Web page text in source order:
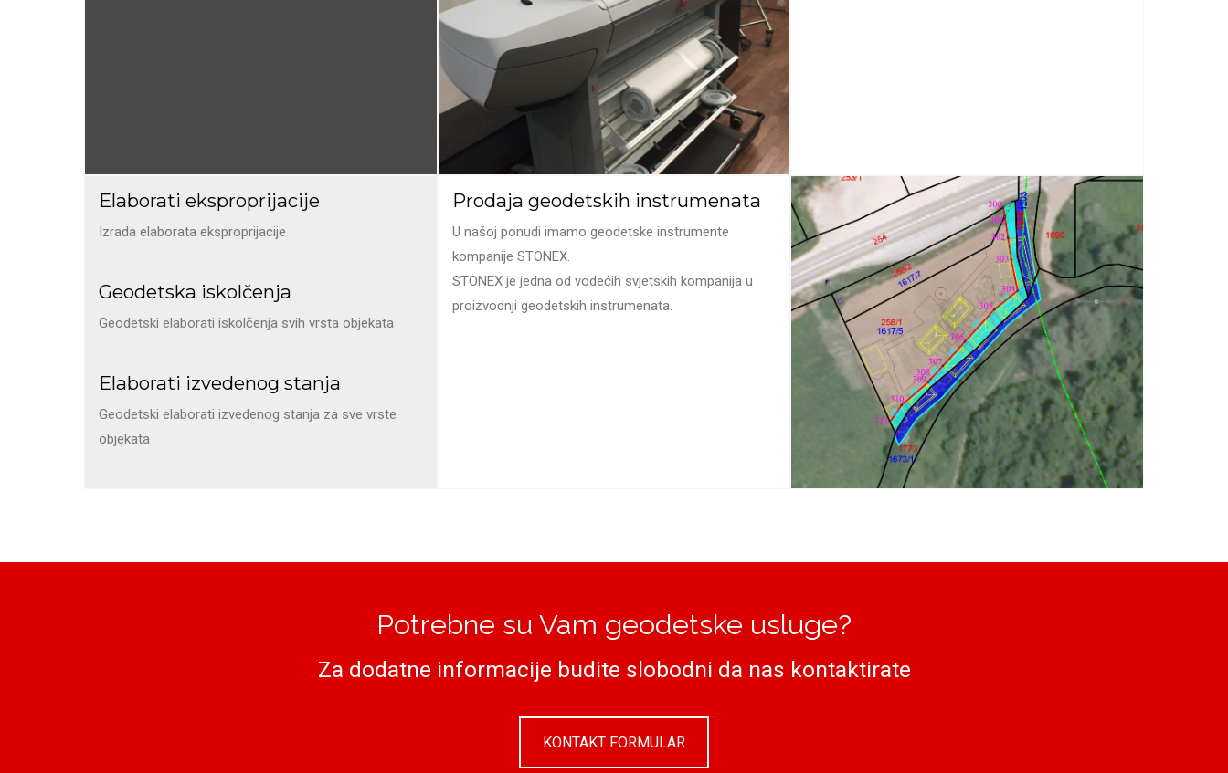
Elaborati eksproprijacije
Izrada elaborata eksproprijacije
Geodetska iskolčenja
Geodetski elaborati iskolčenja svih vrsta objekata
Elaborati izvedenog stanja
Geodetski elaborati izvedenog stanja za sve vrste
objekata
Prodaja geodetskih instrumenata
U našoj ponudi imamo geodetske instrumente
kompanije STONEX.
STONEX je jedna od vodećih svjetskih kompanija u
proizvodnji geodetskih instrumenata.
Potrebne su Vam geodetske usluge?
Za dodatne informacije budite slobodni da nas kontaktirate
KONTAKT FORMULAR